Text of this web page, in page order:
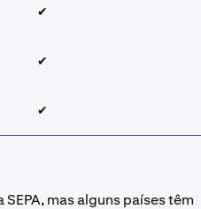
✔︎
✔︎
✔︎
mas alguns países têm